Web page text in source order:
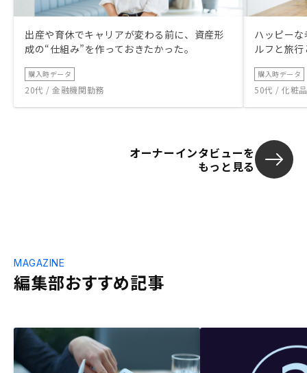
出産や育休でキャリアが変わる前に、資産形
成の“仕組み”を作っておきたかった。
購入時データ
20代 / 金融機関勤務
ハッピー
ルフと旅
購入時データ
50代 / 化粧
オーナーインタビューを
もっと見る
編集部おすすめ記事
MAGAZINE